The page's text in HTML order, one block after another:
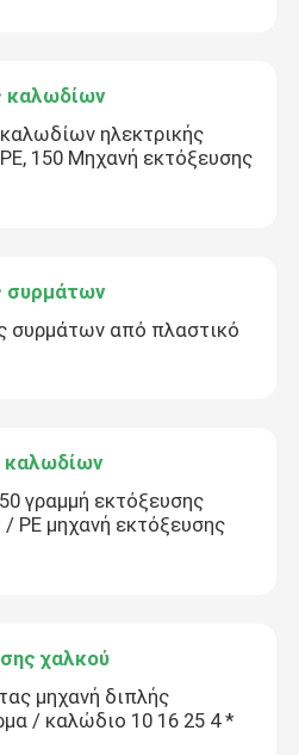
καλωδίων
ηλεκτρικής
150 Μηχανή εκτόξευσης
συρμάτων
συρμάτων από πλαστικό
καλωδίων
γραμμή εκτόξευσης
PE μηχανή εκτόξευσης
χαλκού
μηχανή διπλής
/ καλώδιο 10 16 25 4 *